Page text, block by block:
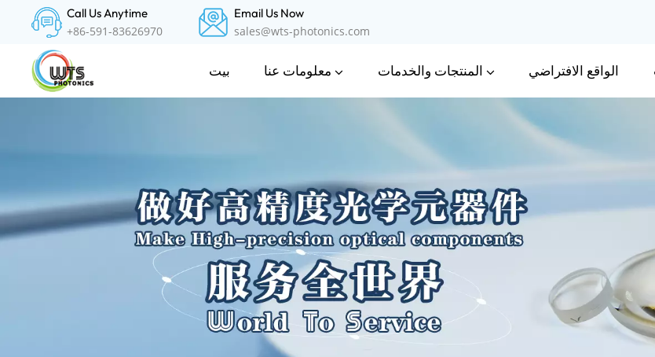
Call Us Anytime
+86-591-83626970
Email Us Now
sales@wts-photonics.com
بيت معلومات عنا المنتجات والخدمات الواقع الافتراضي